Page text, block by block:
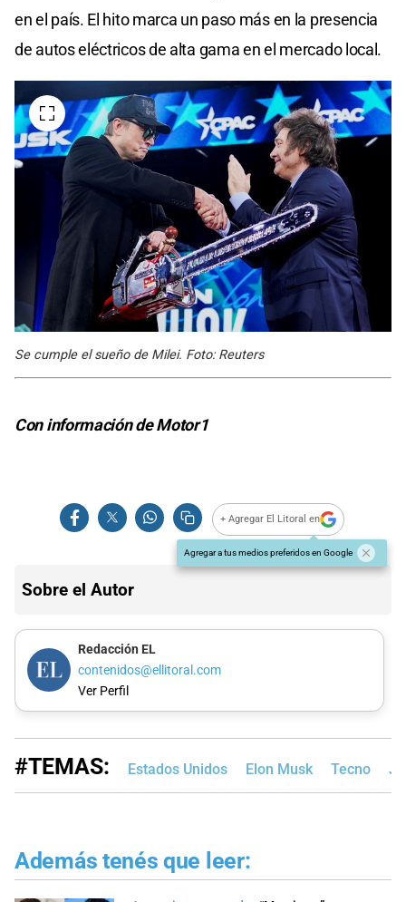
en el país. El hito marca un paso más en la presencia
de autos eléctricos de alta gama en el mercado local.
Se cumple el sueño de Milei. Foto: Reuters
Con información de Motor1
+ Agregar El Litoral en
Agregar a tus medios preferidos en Google
Sobre el Autor
Redacción EL
contenidos@ellitoral.com
Ver Perfil
#TEMAS: Estados Unidos Elon Musk Tecno
Además tenés que leer: